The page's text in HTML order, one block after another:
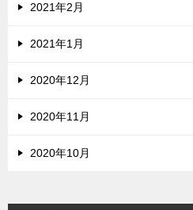
2021年2月
2021年1月
2020年12月
2020年11月
2020年10月